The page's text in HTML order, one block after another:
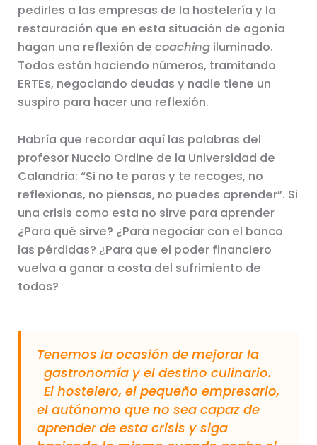
pedirles a las empresas de la hostelería y la
restauración que en esta situación de agonía
hagan una reflexión decoaching iluminado.
Todos están haciendo números, tramitando
ERTEs, negociando deudas y nadie tiene un
suspiro para hacer una reflexión.
Habría que recordar aquí las palabras del
profesor Nuccio Ordine de la Universidad de
Calandria: “Si no te paras y te recoges, no
reflexionas, no piensas, no puedes aprender”. Si
una crisis como esta no sirve para aprender
¿Para qué sirve? ¿Para negociar con el banco
las pérdidas? ¿Para que el poder financiero
vuelva a ganar a costa del sufrimiento de
todos?
Tenemos la ocasión de mejorar la
gastronomía y el destino culinario.
El hostelero, el pequeño empresario,
el autónomo que no sea capaz de
aprender de esta crisis y siga